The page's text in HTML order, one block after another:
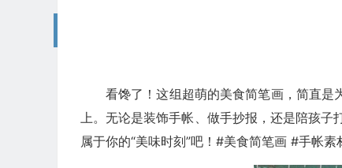
看馋了！这组超萌的美食简笔画，简直是
上。无论是装饰手帐、做手抄报，还是陪孩子
属于你的“美味时刻”吧！#美食简笔画 #手帐